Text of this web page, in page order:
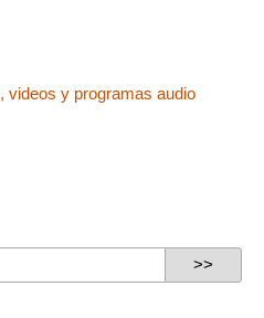
videos y programas audio